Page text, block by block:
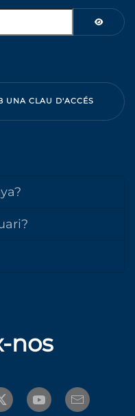
UNA CLAU D'ACCÉS
nos